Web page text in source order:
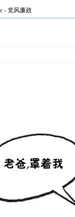
- 党风廉政